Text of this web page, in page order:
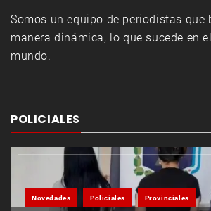
Somos un equipo de periodistas que
manera dinámica, lo que sucede en
mundo.
POLICIALES
Novedades Policiales Provinciales